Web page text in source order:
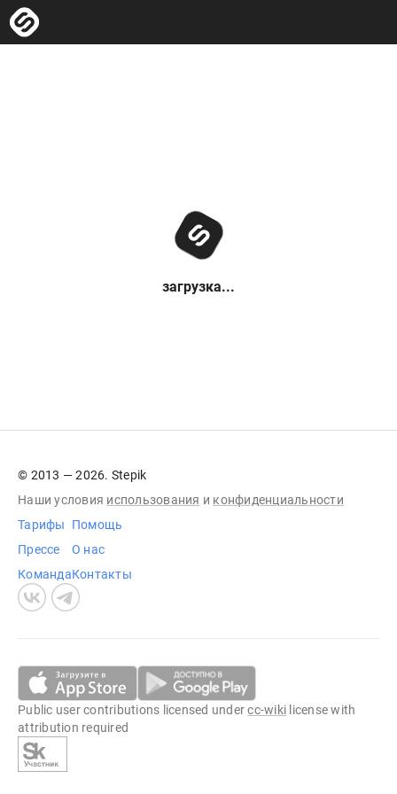
загрузка...
© 2013 — 2026. Stepik
Наши условия использования и конфиденциальности
Тарифы
Прессе
Команда
Помощь
О нас
Контакты
Public user contributions licensed undercc-wiki license with
attribution required